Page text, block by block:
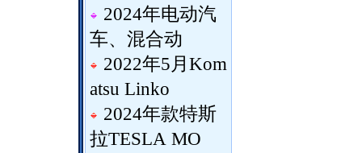
2024年电动汽
车、混合动
2022年5月Kom
atsu Linko
2024年款特斯
拉TESLA MO